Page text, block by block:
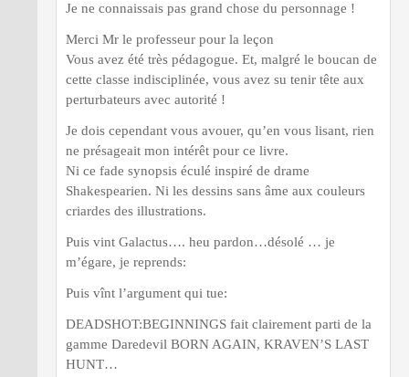
Je ne connaissais pas grand chose du personnage !
Merci Mr le professeur pour la leçon
Vous avez été très pédagogue. Et, malgré le boucan de
cette classe indisciplinée, vous avez su tenir tête aux
perturbateurs avec autorité !
Je dois cependant vous avouer, qu’en vous lisant, rien
ne présageait mon intérêt pour ce livre.
Ni ce fade synopsis éculé inspiré de drame
Shakespearien. Ni les dessins sans âme aux couleurs
criardes des illustrations.
Puis vint Galactus…. heu pardon…désolé … je
m’égare, je reprends:
Puis vînt l’argument qui tue:
DEADSHOT:BEGINNINGS fait clairement parti de la
gamme Daredevil BORN AGAIN, KRAVEN’S LAST
HUNT…